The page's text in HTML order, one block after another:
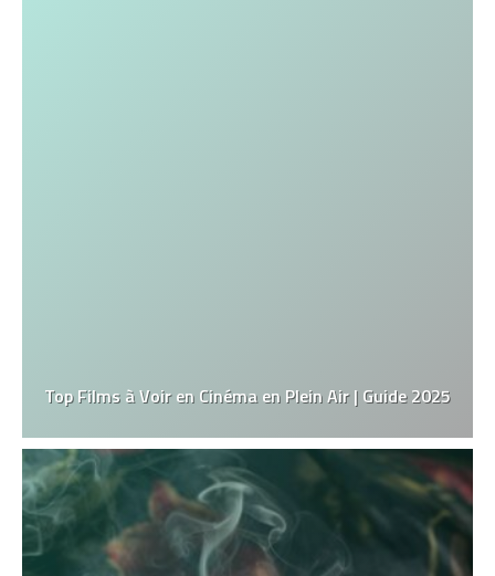
Top Films à Voir en Cinéma en Plein Air | Guide 2025